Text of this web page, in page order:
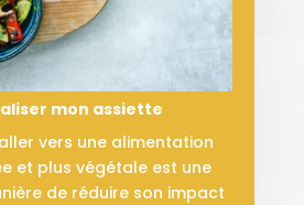
mon assiette
vers une alimentation
et plus végétale est une
de réduire son impact